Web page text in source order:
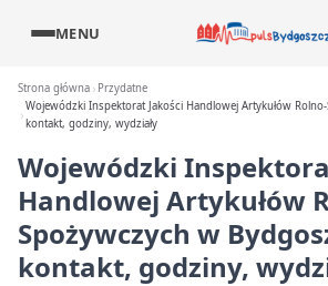
MENU
Strona główna
Przydatne
Wojewódzki Inspektorat Jakości Handlowej Artykułów
kontakt, godziny, wydziały
Wojewódzki
Handlowej Artykułów
Spożywczych w
kontakt, godziny,